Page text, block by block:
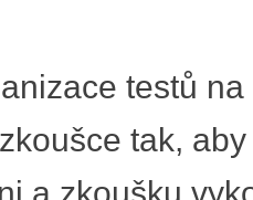
testů
zkoušce tak,
a zkoušku